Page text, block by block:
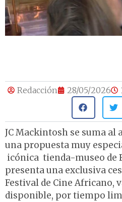
Redacción 28/05/2026
JC Mackintosh se suma al
una propuesta muy
icónica tienda-museo de
presenta una exclusiva
Festival de Cine Africano,
disponible, por tiempo